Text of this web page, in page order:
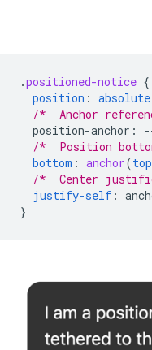
.positioned-notice {
position : absolute
/*  Anchor
position-anchor :
/*  Position
bottom : anchor(top
/*  Center
justify-self :
}